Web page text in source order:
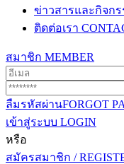
ข่าวสารและกิจกร
ติดต่อเรา
สมาชิก MEMBER
ลืมรหัสผ่านFORGOT
เข้าสู่ระบบ LOGIN
หรือ
สมัครสมาชิก /